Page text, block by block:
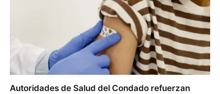
Autoridades de Salud del Condado refuerzan